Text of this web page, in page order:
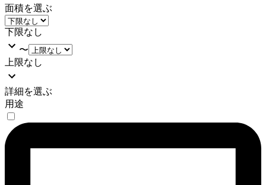
面積を選ぶ
下限なし
〜
上限なし
詳細を選ぶ
用途